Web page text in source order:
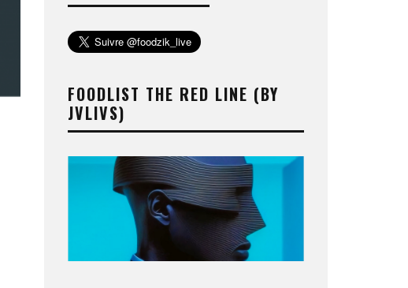
FOODLIST THE RED LINE (BY
JVLIVS)